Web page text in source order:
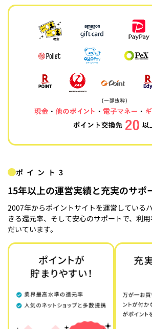
ポイント3
15年以上の運営実績と充実のサポ
2007年からポイントサイトを運営している
きる還元率、そして安心のサポートで、利
だいています。